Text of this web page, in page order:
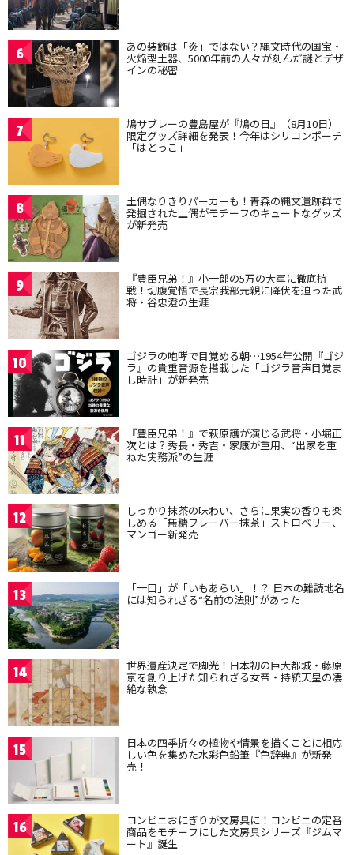
6 あの装飾は「炎」ではない？縄文時代の国宝・
火焔型土器、5000年前の人々が刻んだ謎とデザ
インの秘密
7 鳩サブレーの豊島屋が『鳩の日』（8月10日）
限定グッズ詳細を発表！今年はシリコンポーチ
「はとっこ」
8 土偶なりきりパーカーも！青森の縄文遺跡群で
発掘された土偶がモチーフのキュートなグッズ
が新発売
9 『豊臣兄弟！』小一郎の5万の大軍に徹底抗
戦！切腹覚悟で長宗我部元親に降伏を迫った武
将・谷忠澄の生涯
10 ゴジラの咆哮で目覚める朝…1954年公開『ゴジ
ラ』の貴重音源を搭載した「ゴジラ音声目覚ま
し時計」が新発売
11 『豊臣兄弟！』で萩原護が演じる武将・小堀正
次とは？秀長・秀吉・家康が重用、“出家を重
ねた実務派”の生涯
12 しっかり抹茶の味わい、さらに果実の香りも楽
しめる「無糖フレーバー抹茶」ストロベリー、
マンゴー新発売
13 「一口」が「いもあらい」！？ 日本の難読地名
には知られざる“名前の法則”があった
14 世界遺産決定で脚光！日本初の巨大都城・藤原
京を創り上げた知られざる女帝・持統天皇の凄
絶な執念
15 日本の四季折々の植物や情景を描くことに相応
しい色を集めた水彩色鉛筆『色辞典』が新発
売！
16 コンビニおにぎりが文房具に！コンビニの定番
商品をモチーフにした文房具シリーズ『ジムマ
ート』誕生